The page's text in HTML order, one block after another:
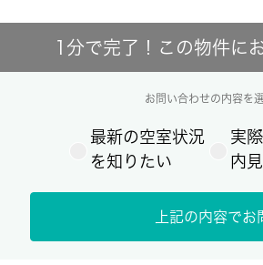
1分で完了！この物件に
お問い合わせの内容を
最新の空室状況
を知りたい
実
内
上記の内容でお